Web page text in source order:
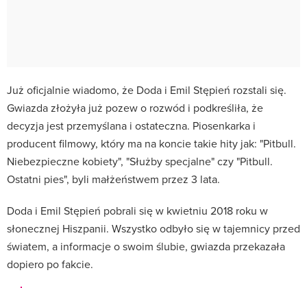
Już oficjalnie wiadomo, że Doda i Emil Stępień rozstali się.
Gwiazda złożyła już pozew o rozwód i podkreśliła, że
decyzja jest przemyślana i ostateczna. Piosenkarka i
producent filmowy, który ma na koncie takie hity jak: "Pitbull.
Niebezpieczne kobiety", "Służby specjalne" czy "Pitbull.
Ostatni pies", byli małżeństwem przez 3 lata.
Doda i Emil Stępień pobrali się w kwietniu 2018 roku w
słonecznej Hiszpanii. Wszystko odbyło się w tajemnicy przed
światem, a informacje o swoim ślubie, gwiazda przekazała
dopiero po fakcie.